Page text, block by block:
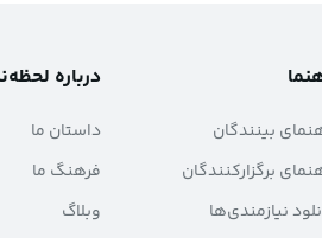
بینندگان
برگزارکنندگان
نیازمندی‌ها
درباره
داستان ما
فرهنگ ما
وبلاگ